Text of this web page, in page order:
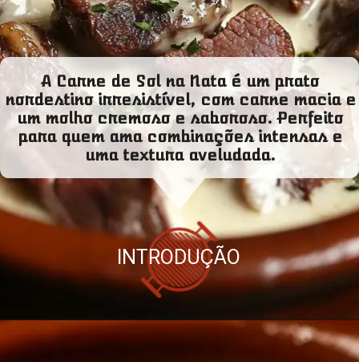
A Carne de Sol na Nata é um prato
nordestino irresistível, com carne macia e
um molho cremoso e saboroso. Perfeito
para quem ama combinações intensas e
uma textura aveludada.
INTRODUÇÃO